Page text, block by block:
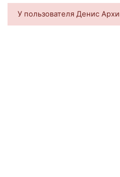
У пользователя Денис